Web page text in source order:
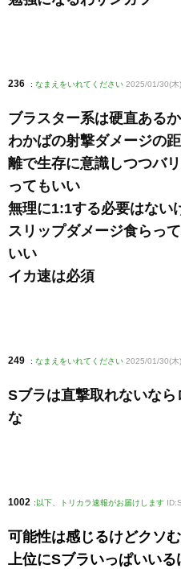
236 : なまえをいれてください 2025/01/30(
ブラスター系は硬直ある
わかばの射撃ダメージの
離で生存に意識しつつバ
ってもいい
無理に1:1する必要はない
スリップダメージ食らっ
いい
イカ速は必須
249 : なまえをいれてください 2025/01/30(
Sブラは直撃取れないな
な
1002 : 以下、トリカラ速報がお届けします
可能性は感じるけどクソ
上位にSブラいっぱいい